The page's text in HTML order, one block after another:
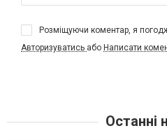
Розміщуючи коментар, я
Авторизуватись або Написати
Останні